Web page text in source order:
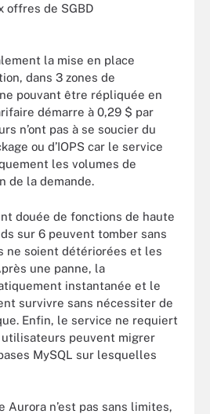
offres de SGBD
la mise en place
dans 3 zones de
pouvant être répliquée en
démarre à 0,29 $ par
n’ont pas à se soucier du
ou d’IOPS car le service
les volumes de
de la demande.
douée de fonctions de haute
sur 6 peuvent tomber sans
ne soient détériorées et les
une panne, la
instantanée et le
survivre sans nécessiter de
Enfin, le service ne requiert
peuvent migrer
MySQL sur lesquelles
Aurora n’est pas sans limites,